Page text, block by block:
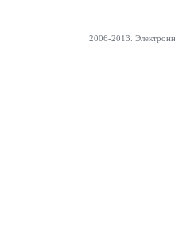
2006-2013.